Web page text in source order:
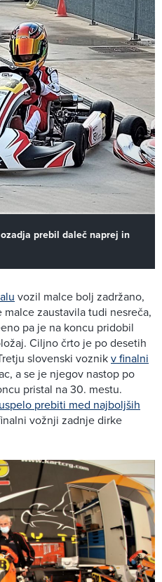
prebil daleč naprej in
vozil malce bolj zadržano,
zaustavila tudi nesreča,
pa je na koncu pridobil
Ciljno črto je po desetih
slovenski voznikv finalni
a se je njegov nastop po
pristal na 30. mestu.
prebiti med najboljših
vožnji zadnje dirke